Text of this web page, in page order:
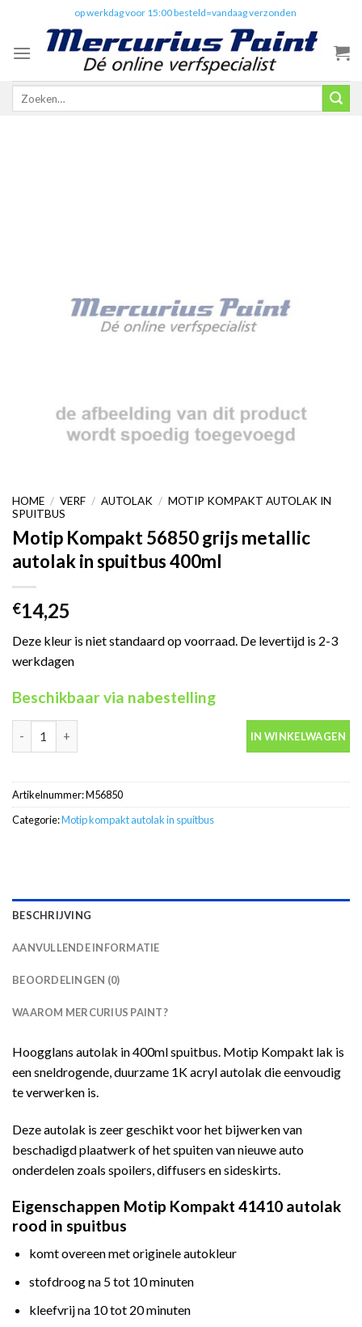
content
op werkdag voor 15:00 besteld=vandaag verzonden
Zoeken
HOME / VERF / AUTOLAK / MOTIP KOMPAKT AUTOLAK IN
SPUITBUS
Motip Kompakt 56850 grijs metallic
autolak in spuitbus 400ml
€14,25
Deze kleur is niet standaard op voorraad. De levertijd is 2-3
werkdagen
Beschikbaar via nabestelling
IN WINKELWAGEN
Artikelnummer:M56850
Categorie:Motip kompakt autolak in spuitbus
BESCHRIJVING
AANVULLENDE INFORMATIE
BEOORDELINGEN (0)
WAAROM MERCURIUS PAINT?
Hoogglans autolak in 400ml spuitbus. Motip Kompakt lak is
een sneldrogende, duurzame 1K acryl autolak die eenvoudig
te verwerken is.
Deze autolak is zeer geschikt voor het bijwerken van
beschadigd plaatwerk of het spuiten van nieuwe auto
onderdelen zoals spoilers, diffusers en sideskirts.
Eigenschappen Motip Kompakt 41410 autolak
rood in spuitbus
komt overeen met originele autokleur
stofdroog na 5 tot 10 minuten
kleefvrij na 10 tot 20 minuten